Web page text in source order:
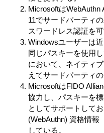
MicrosoftはWebAuthn
11でサードパーティ
スワードレス認証を可
Windowsユーザーは
同じパスキーを使用
において、ネイティ
えてサードパーティ
MicrosoftはFIDO
協力し、パスキーを
としてサポートして
(WebAuthn) 資格情報
している。